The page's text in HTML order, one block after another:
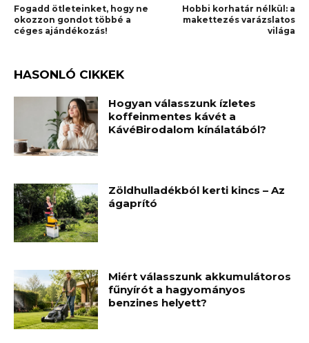
Fogadd ötleteinket, hogy ne
okozzon gondot többé a
céges ajándékozás!
Hobbi korhatár nélkül: a
makettezés varázslatos
világa
HASONLÓ CIKKEK
Hogyan válasszunk ízletes
koffeinmentes kávét a
KávéBirodalom kínálatából?
Zöldhulladékból kerti kincs – Az
ágaprító
Miért válasszunk akkumulátoros
fűnyírót a hagyományos
benzines helyett?